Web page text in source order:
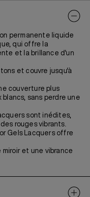
permanente liquide
qui offre la
et la brillance d'un
et couvre jusqu'à
couverture plus
sans perdre une
sont inédites,
rouges vibrants.
Gels Lacquers offre
et une vibrance